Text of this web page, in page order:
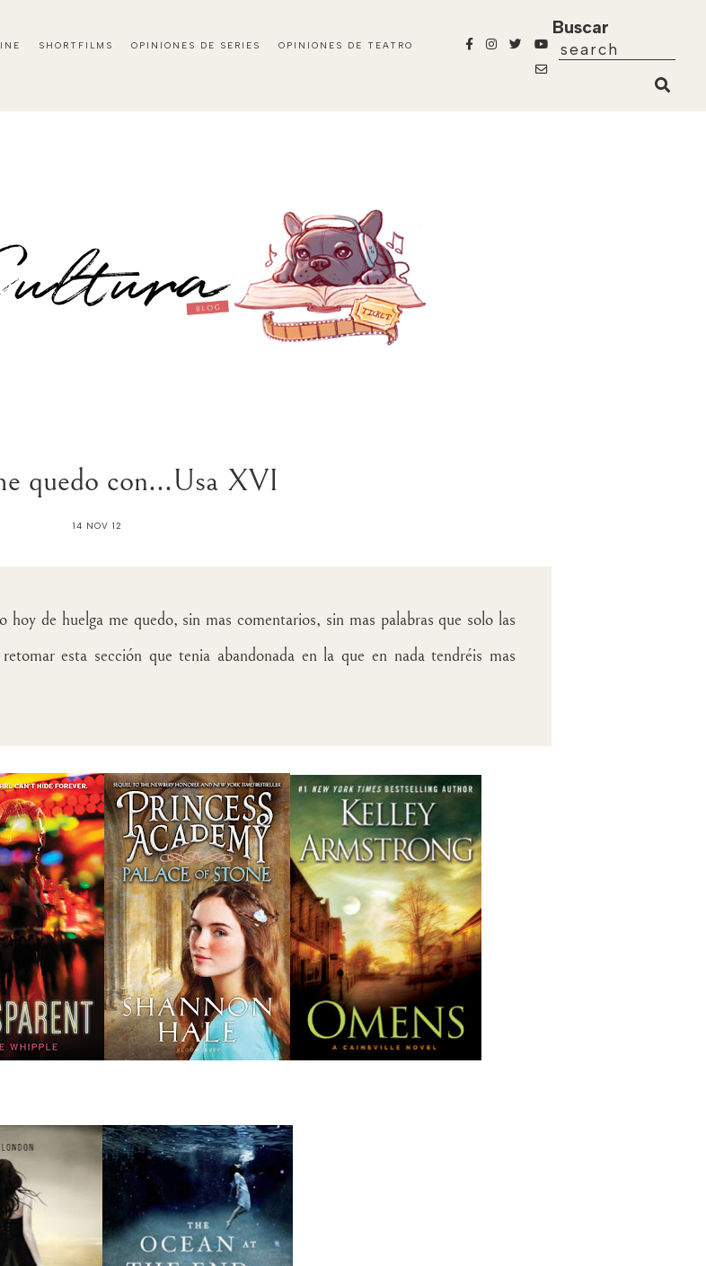
SHORTFILMS OPINIONES DE SERIES
OPINIONES DE TEATRO
Buscar
quedo con...Usa XVI
14 NOV 12
de huelga me quedo, sin mas comentarios, sin mas palabras que solo las
esta sección que tenia abandonada en la que en nada tendréis mas